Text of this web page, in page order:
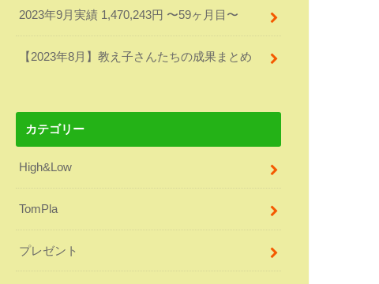
2023年9月実績 1,470,243円 〜59ヶ月目〜
【2023年8月】教え子さんたちの成果まとめ
カテゴリー
High&Low
TomPla
プレゼント